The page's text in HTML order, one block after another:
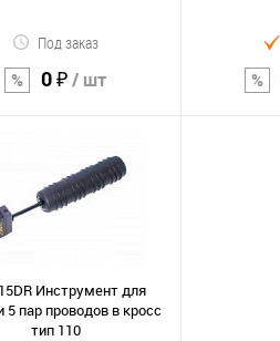
Под заказ
0 ₽/ шт
В корзину
Инструмент для
5 пар проводов в кросс
тип 110